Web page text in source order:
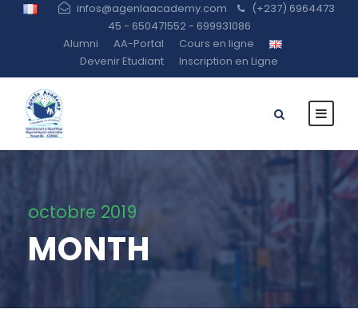
infos@agenlaacademy.com
(+237) 6964473
45 - 650471552 - 699931086
Alumni
AA-Portal
Cours en ligne
Devenir Etudiant
Inscription en Ligne
octobre 2019
MONTH